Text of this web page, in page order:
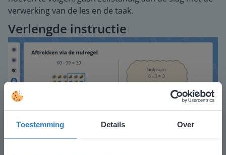
Toestemming Details Over
verwerking van de les en de taak.
Verlengde instructie